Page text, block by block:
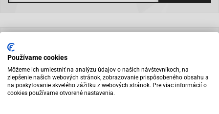
NAKUPUJTE U NÁS
MINIBIKEMANIA
Používame cookies
Môžeme ich umiestniť na analýzu údajov o našich návštevníkoch, na
zlepšenie našich webových stránok, zobrazovanie prispôsobeného obsahu a
na poskytovanie skvelého zážitku z webových stránok. Pre viac informácií o
cookies používame otvorené nastavenia.